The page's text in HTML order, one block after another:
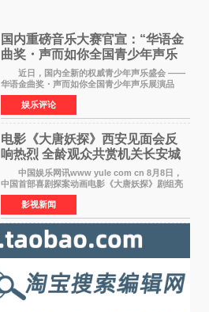
国内重磅音乐大赛官宣：“华语金
曲奖・声而如你全国青少年声乐
展演” 正式启幕，阿沁出任明星总
评审
近日，国内全新的权威青少年声乐盛会 ——
华语金曲奖・声而如你全国青少年声乐展演品
牌，在湖南长沙隆重举行官宣，国内又一高规格
青少年声乐赛事全面启航。 本赛事由寰宇声
扬联合华语金曲
娱乐评论
电影《大唐妖探》西安见面会反
响热烈 全龄观众共赏机关长安城
中国娱乐网讯www yule com cn 8月8日，
中国首部喜剧探案动画电影《大唐妖探》剧组亮
相西安，举办线下见面会活动。导演程腾、联合
导演黄珉、总制片人曹紫建、制片人李莹莹、领
衔声音出演雷淞然
影视新闻